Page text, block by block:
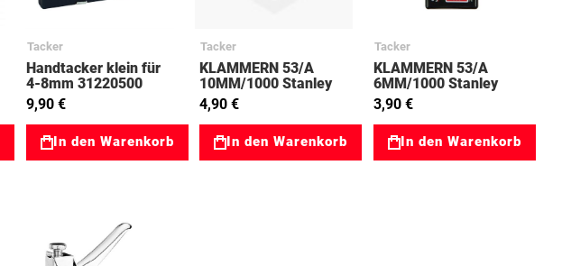
Tacker
Handtacker klein für
4-8mm 31220500
9,90 €
In den Warenkorb
Tacker
KLAMMERN 53/A
10MM/1000 Stanley
02000206
4,90 €
In den Warenkorb
Tacker
KLAMMERN 53/A
6MM/1000 Stanley
02000204
3,90 €
In den Warenkorb